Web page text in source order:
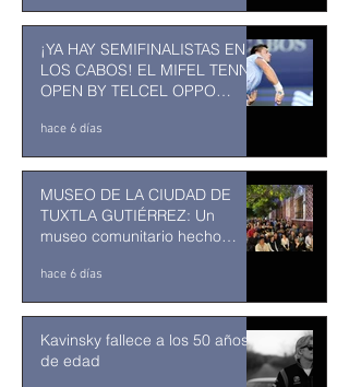
¡YA HAY SEMIFINALISTAS EN
LOS CABOS! EL MIFEL TENNIS
OPEN BY TELCEL OPPO
hace 6 días
MUSEO DE LA CIUDAD DE
TUXTLA GUTIÉRREZ: Un
museo comunitario hecho
hace 6 días
Kavinsky fallece a los 50 años
de edad